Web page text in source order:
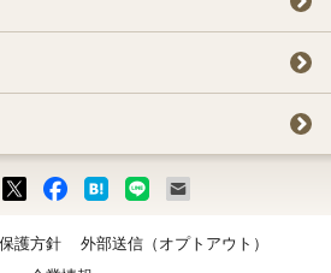
護方針
外部送信（オプトアウト）